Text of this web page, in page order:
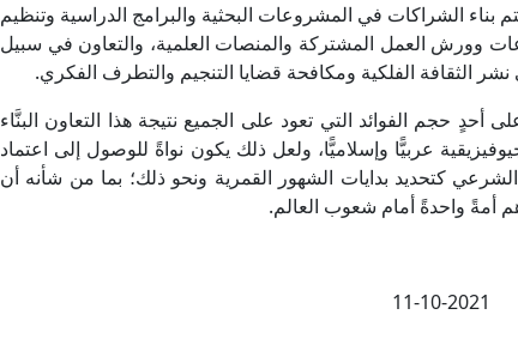
الشراكات في المشروعات البحثية والبرامج الدراسية وتنظيم
وورش العمل المشتركة والمنصات العلمية، والتعاون في سبيل
الثقافة الفلكية ومكافحة قضايا التنجيم والتطرف الفكري.
أحدٍ حجم الفوائد التي تعود على الجميع نتيجة هذا التعاون البنَّاء
عربيًّا وإسلاميًّا، ولعل ذلك يكون نواةً للوصول إلى اعتماد
كتحديد بدايات الشهور القمرية ونحو ذلك؛ بما من شأنه أن
أمةً واحدةً أمام شعوب العالم.
11-10-2021